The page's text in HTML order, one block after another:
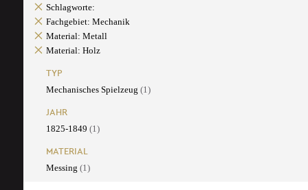
Schlagworte:
Fachgebiet: Mechanik
Material: Metall
Material: Holz
TYP
Mechanisches Spielzeug (1)
JAHR
1825-1849 (1)
MATERIAL
Messing (1)